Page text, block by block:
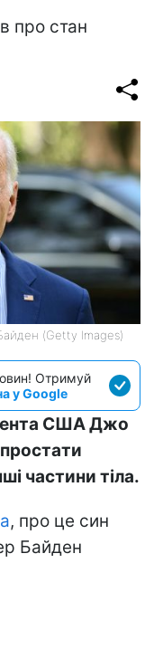
про стан
(Getty Images)
Отримуй
у Google
США Джо
частини тіла.
, про це син
Байден